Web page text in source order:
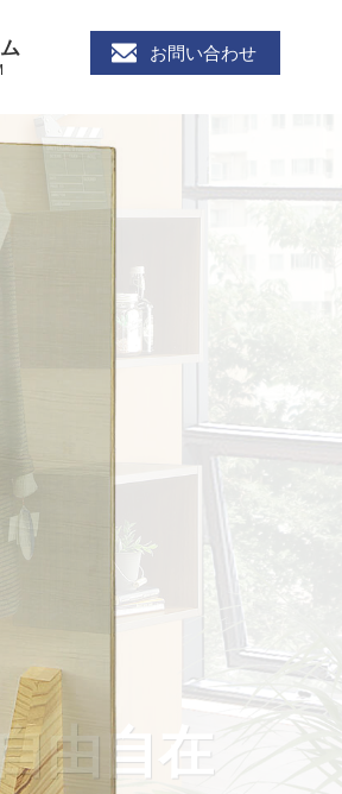
お問い合わせ
由自在